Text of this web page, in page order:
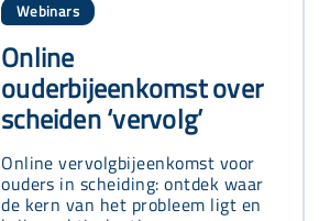
Webinars
Online
ouderbijeenkomst over
scheiden ‘vervolg’
Online vervolgbijeenkomst voor
ouders in scheiding: ontdek waar
de kern van het probleem ligt en